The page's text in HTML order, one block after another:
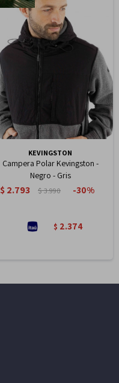
KEVINGSTON
Campera Polar Kevingston -
Negro - Gris
$2.793 $3.990 30
$ 2.374